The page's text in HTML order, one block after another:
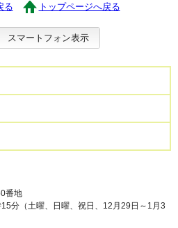
る トップページへ戻る
スマートフォン表示
番地
分（土曜、日曜、祝日、12月29日～1月3